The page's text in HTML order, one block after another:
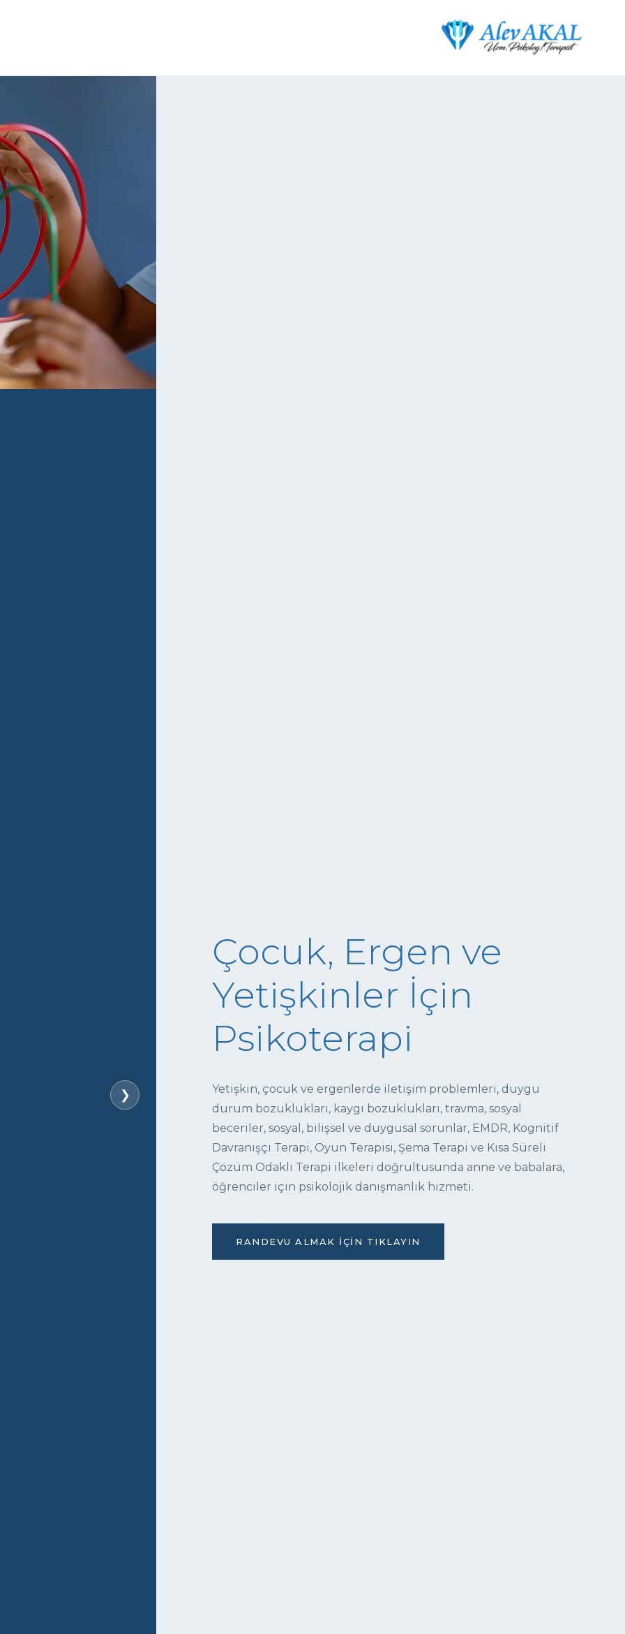
❯
Çocuk, Ergen ve
Yetişkinler İçin
Psikoterapi
Yetişkin, çocuk ve ergenlerde iletişim problemleri, duygu
durum bozuklukları, kaygı bozuklukları, travma, sosyal
beceriler, sosyal, bilişsel ve duygusal sorunlar, EMDR, Kognitif
Davranışçı Terapi, Oyun Terapisi, Şema Terapi ve Kısa Süreli
Çözüm Odaklı Terapi ilkeleri doğrultusunda anne ve babalara,
öğrenciler için psikolojik danışmanlık hizmeti.
RANDEVU ALMAK İÇIN TIKLAYIN